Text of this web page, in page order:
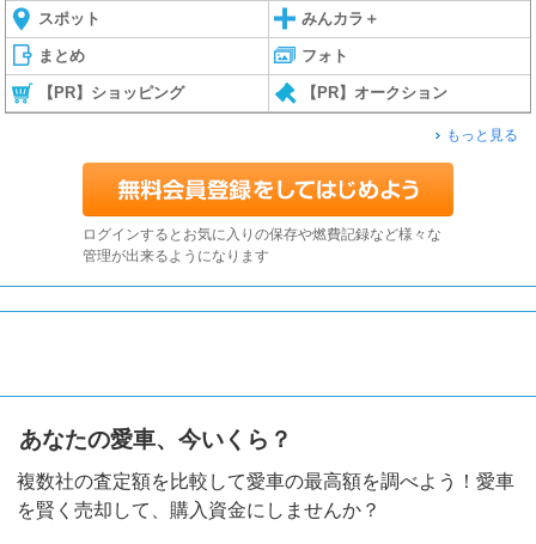
スポット みんカラ＋
まとめ フォト
【PR】ショッピング 【PR】オークション
もっと見る
ログインするとお気に入りの保存や燃費記録など様々な
管理が出来るようになります
あなたの愛車、今いくら？
複数社の査定額を比較して愛車の最高額を調べよう！愛車
を賢く売却して、購入資金にしませんか？